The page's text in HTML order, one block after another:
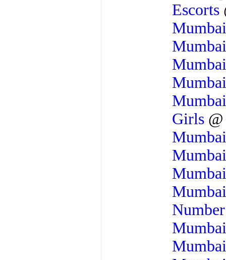
Escorts
Girls